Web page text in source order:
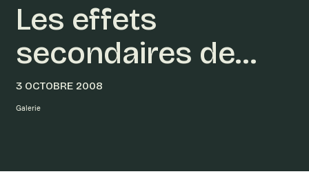
Les effets
secondaires de…
3 OCTOBRE 2008
Galerie